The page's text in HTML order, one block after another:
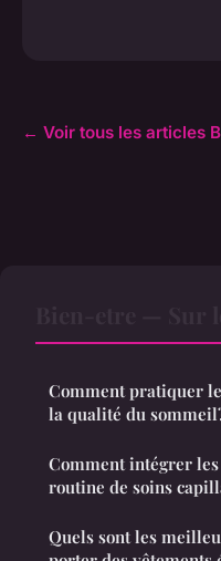
← Voir tous les articles
Comment pratiquer
la qualité du
Comment intégrer
routine de soins
Quels sont les